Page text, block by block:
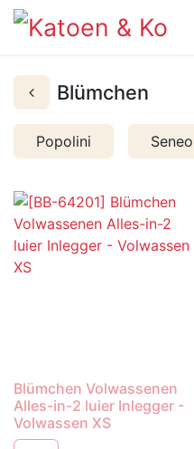
Blümchen
Popolini Seneo
Blümchen Volwassenen
Alles-in-2 luier Inlegger -
Volwassen XS